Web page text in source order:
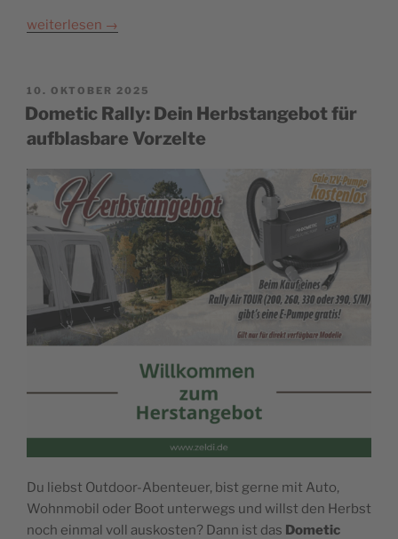
weiterlesen →
POSTED
ON
10. OKTOBER 2025
Dometic Rally: Dein Herbstangebot für
aufblasbare Vorzelte
Du liebst Outdoor-Abenteuer, bist gerne mit Auto,
Wohnmobil oder Boot unterwegs und willst den Herbst
noch einmal voll auskosten? Dann ist das Dometic